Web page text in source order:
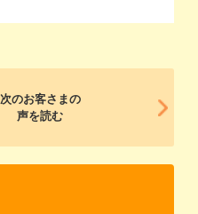
次のお客さまの
声を読む